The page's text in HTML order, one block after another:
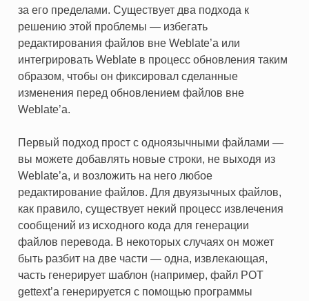
за его пределами. Существует два подхода к
решению этой проблемы — избегать
редактирования файлов вне Weblate’а или
интегрировать Weblate в процесс обновления таким
образом, чтобы он фиксировал сделанные
изменения перед обновлением файлов вне
Weblate’а.
Первый подход прост с одноязычными файлами —
вы можете добавлять новые строки, не выходя из
Weblate’а, и возложить на него любое
редактирование файлов. Для двуязычных файлов,
как правило, существует некий процесс извлечения
сообщений из исходного кода для генерации
файлов перевода. В некоторых случаях он может
быть разбит на две части — одна, извлекающая,
часть генерирует шаблон (например, файл POT
gettext’а генерируется с помощью программы